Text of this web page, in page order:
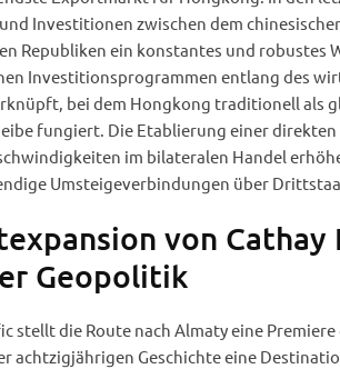
Investitionen zwischen dem
Republiken ein konstantes und robustes
Investitionsprogrammen entlang des
bei dem Hongkong traditionell als
fungiert. Die Etablierung einer
im bilateralen Handel
Umsteigeverbindungen über
von
Geopolitik
stellt die Route nach Almaty eine
achtzigjährigen Geschichte eine